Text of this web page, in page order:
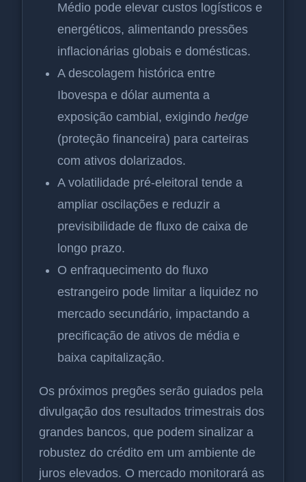
Médio pode elevar custos logísticos e
energéticos, alimentando pressões
inflacionárias globais e domésticas.
A descolagem histórica entre
Ibovespa e dólar aumenta a
exposição cambial, exigindo hedge
(proteção financeira) para carteiras
com ativos dolarizados.
A volatilidade pré-eleitoral tende a
ampliar oscilações e reduzir a
previsibilidade de fluxo de caixa de
longo prazo.
O enfraquecimento do fluxo
estrangeiro pode limitar a liquidez no
mercado secundário, impactando a
precificação de ativos de média e
baixa capitalização.
Os próximos pregões serão guiados pela
divulgação dos resultados trimestrais dos
grandes bancos, que podem sinalizar a
robustez do crédito em um ambiente de
juros elevados. O mercado monitorará as